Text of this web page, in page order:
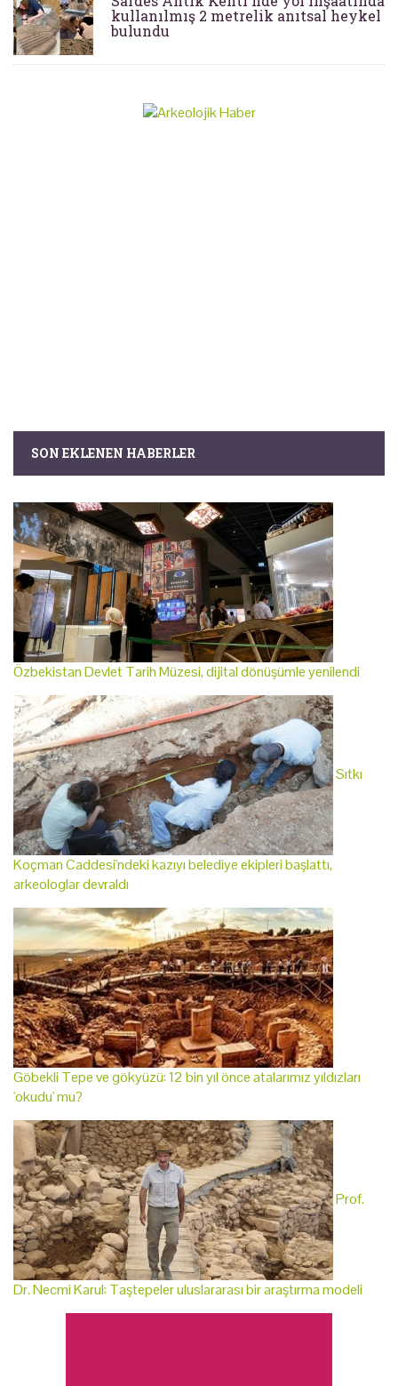
kullanılmış 2 metrelik anıtsal heykel
bulundu
SON EKLENEN HABERLER
Özbekistan Devlet Tarih Müzesi, dijital dönüşümle yenilendi
Sıtkı
Koçman Caddesi'ndeki kazıyı belediye ekipleri başlattı,
arkeologlar devraldı
Göbekli Tepe ve gökyüzü: 12 bin yıl önce atalarımız yıldızları
'okudu' mu?
Prof.
Dr. Necmi Karul: Taştepeler uluslararası bir araştırma modeli